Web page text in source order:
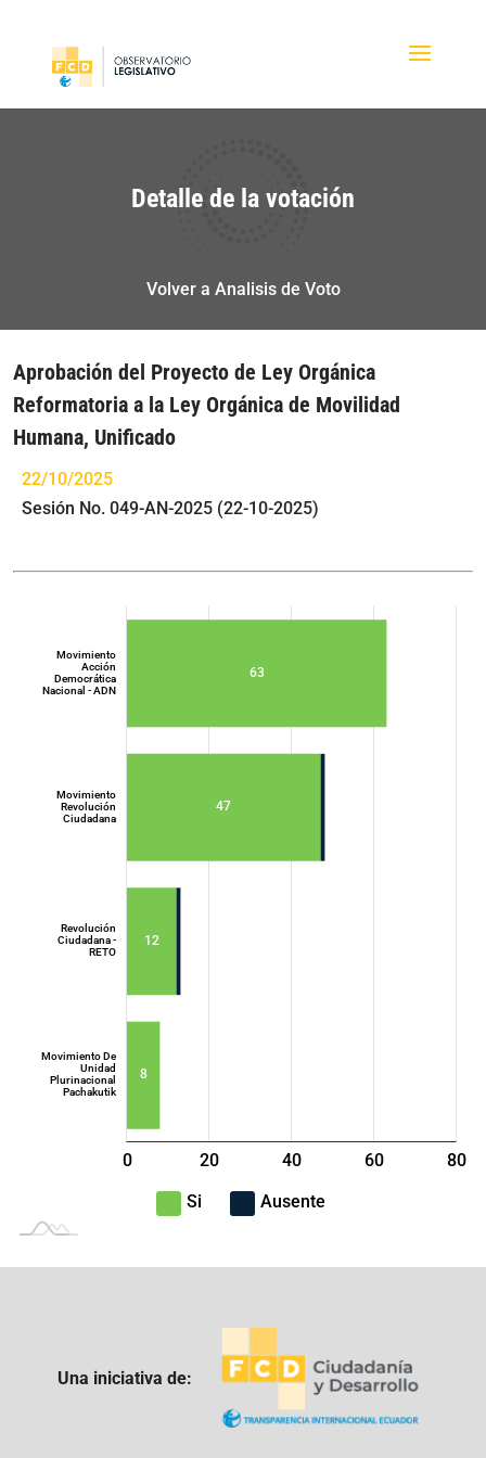
Detalle de la votación
Volver a Analisis de Voto
Aprobación del Proyecto de Ley Orgánica
Reformatoria a la Ley Orgánica de Movilidad
Humana, Unificado
22/10/2025
Sesión No. 049-AN-2025 (22-10-2025)
8
12
47
63
Movimiento De
Unidad
Plurinacional
Pachakutik
Revolución
Ciudadana -
RETO
Movimiento
Revolución
Ciudadana
Movimiento
Acción
Democrática
Nacional - ADN
L
-40
-20
0 20 40 60 80
100
Si
Ausente
Una iniciativa de: